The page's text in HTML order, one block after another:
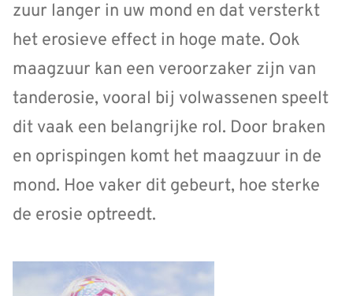
zuur langer in uw mond en dat versterkt
het erosieve effect in hoge mate. Ook
maagzuur kan een veroorzaker zijn van
tanderosie, vooral bij volwassenen speelt
dit vaak een belangrijke rol. Door braken
en oprispingen komt het maagzuur in de
mond. Hoe vaker dit gebeurt, hoe sterke
de erosie optreedt.